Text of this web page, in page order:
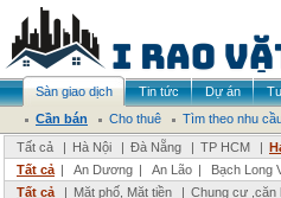
Sàn giao dịch Tin tức Dự án
Cần bán
Cho thuê
Tìm theo nhu
Tất cả
| Hà Nội | Đà Nẵng | TP HCM |
Tất cả | An Dương | An Lão | Bạch Long
Tất cả
| Mặt phố, Mặt tiền | Chung cư ,căn